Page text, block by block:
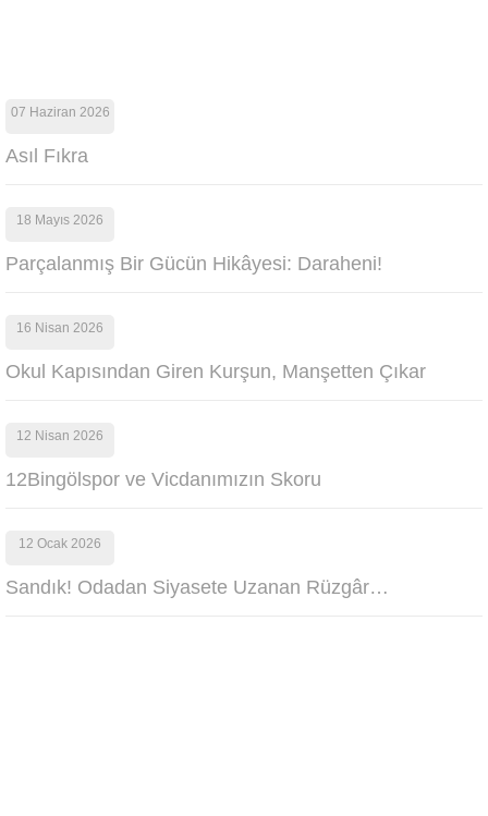
07 Haziran 2026
Asıl Fıkra
18 Mayıs 2026
Parçalanmış Bir Gücün Hikâyesi: Daraheni!
16 Nisan 2026
Okul Kapısından Giren Kurşun, Manşetten Çıkar
12 Nisan 2026
12Bingölspor ve Vicdanımızın Skoru
12 Ocak 2026
Sandık! Odadan Siyasete Uzanan Rüzgâr…